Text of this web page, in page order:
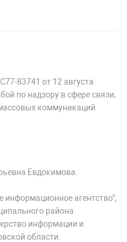
83741 от 12 августа
по надзору в сфере связи,
коммуникаций
Евдокимова.
информационное агентство";
района
информации и
области.